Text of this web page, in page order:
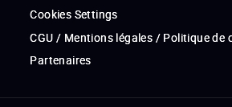
Cookies Settings
CGU / Mentions légales / Politique de
Partenaires